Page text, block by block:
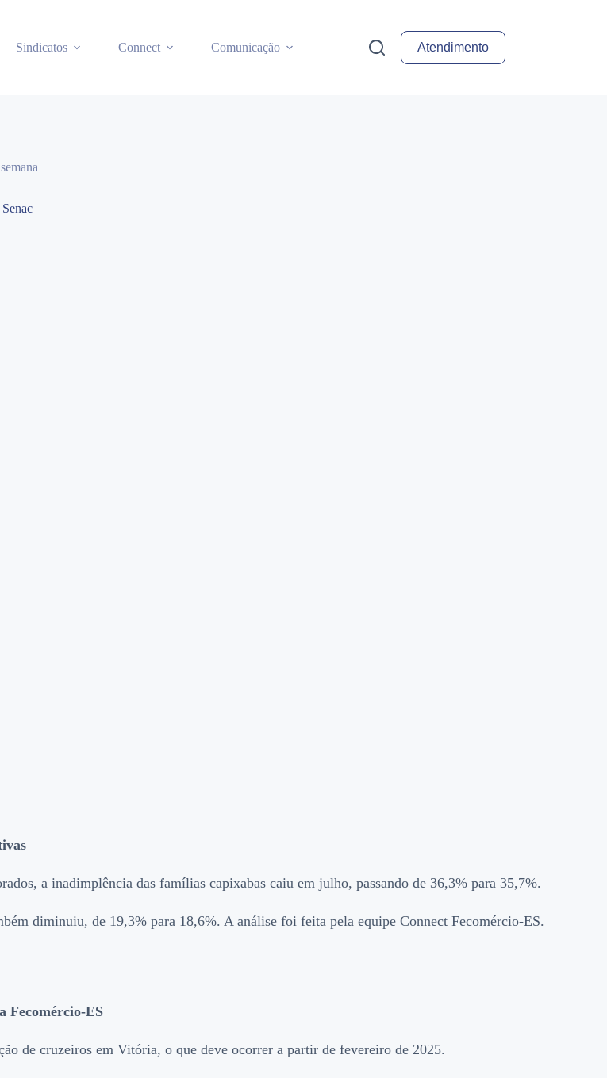
Sindicatos Connect Comunicação Atendimento
a inadimplência das famílias capixabas caiu em julho, passando de 36,3% para 35,7%.
diminuiu, de 19,3% para 18,6%. A análise foi feita pela equipe Connect Fecomércio-ES.
Fecomércio-ES
de cruzeiros em Vitória, o que deve ocorrer a partir de fevereiro de 2025.